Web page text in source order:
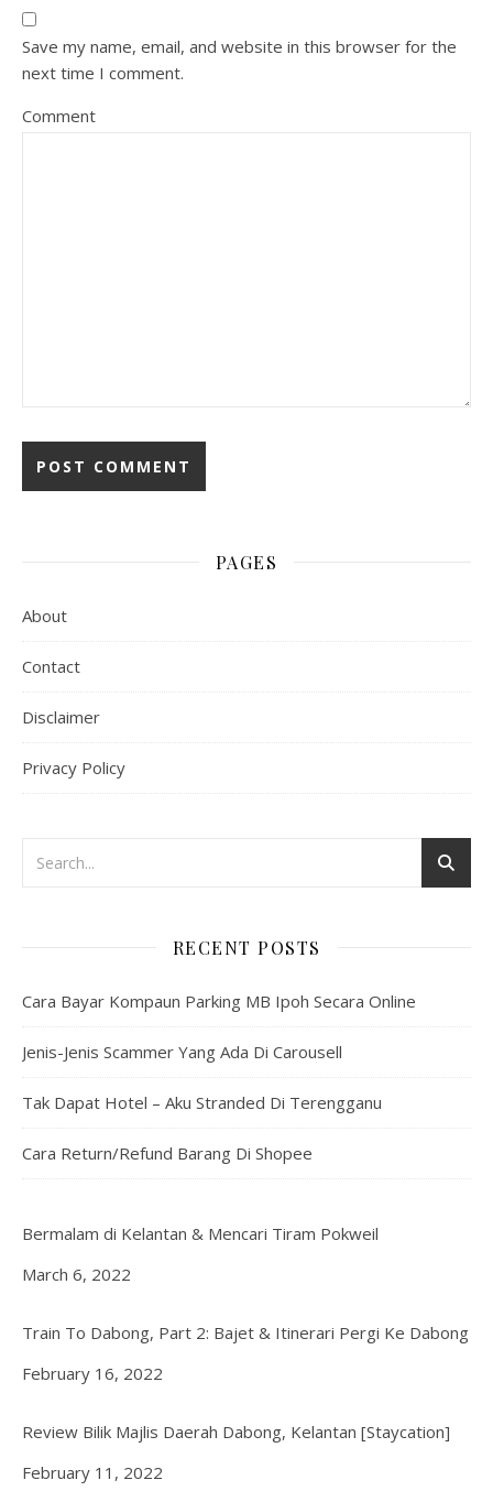
Save my name, email, and website in this browser for the
next time I comment.
Comment
PAGES
About
Contact
Disclaimer
Privacy Policy
RECENT POSTS
Cara Bayar Kompaun Parking MB Ipoh Secara Online
Jenis-Jenis Scammer Yang Ada Di Carousell
Tak Dapat Hotel – Aku Stranded Di Terengganu
Cara Return/Refund Barang Di Shopee
Bermalam di Kelantan & Mencari Tiram Pokweil
Date
March 6, 2022
Train To Dabong, Part 2: Bajet & Itinerari Pergi Ke Dabong
Date
February 16, 2022
Review Bilik Majlis Daerah Dabong, Kelantan [Staycation]
Date
February 11, 2022